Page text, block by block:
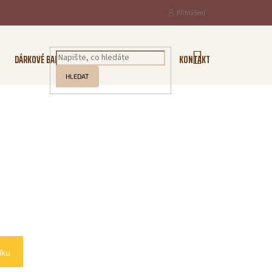
Přihlášení
HLEDAT
DÁRKOVÉ BALENÍ KOŘENÍ KONTAKTY